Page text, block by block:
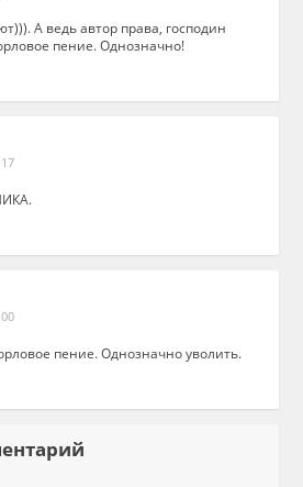
А ведь автор права, господин
пение. Однозначно!
пение. Однозначно уволить.